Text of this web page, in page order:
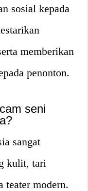
sosial kepada
memberikan
penonton.
seni
sangat
kulit, tari
teater modern.